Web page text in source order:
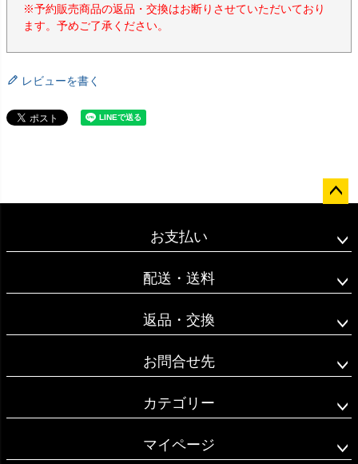
※予約販売商品の返品・交換はお断りさせていただいており
ます。予めご了承ください。
レビューを書く
ップ
お支払い
配送・送料
返品・交換
お問合せ先
カテゴリー
マイページ